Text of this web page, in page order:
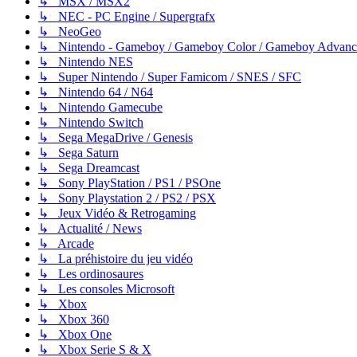
↳ NEC - PC Engine / Supergrafx
↳ NeoGeo
↳ Nintendo - Gameboy / Gameboy Color / Gameboy
↳ Nintendo NES
↳ Super Nintendo / Super Famicom / SNES / SFC
↳ Nintendo 64 / N64
↳ Nintendo Gamecube
↳ Nintendo Switch
↳ Sega MegaDrive / Genesis
↳ Sega Saturn
↳ Sega Dreamcast
↳ Sony PlayStation / PS1 / PSOne
↳ Sony Playstation 2 / PS2 / PSX
↳ Jeux Vidéo & Retrogaming
↳ Actualité / News
↳ Arcade
↳ La préhistoire du jeu vidéo
↳ Les ordinosaures
↳ Les consoles Microsoft
↳ Xbox
↳ Xbox 360
↳ Xbox One
↳ Xbox Serie S & X